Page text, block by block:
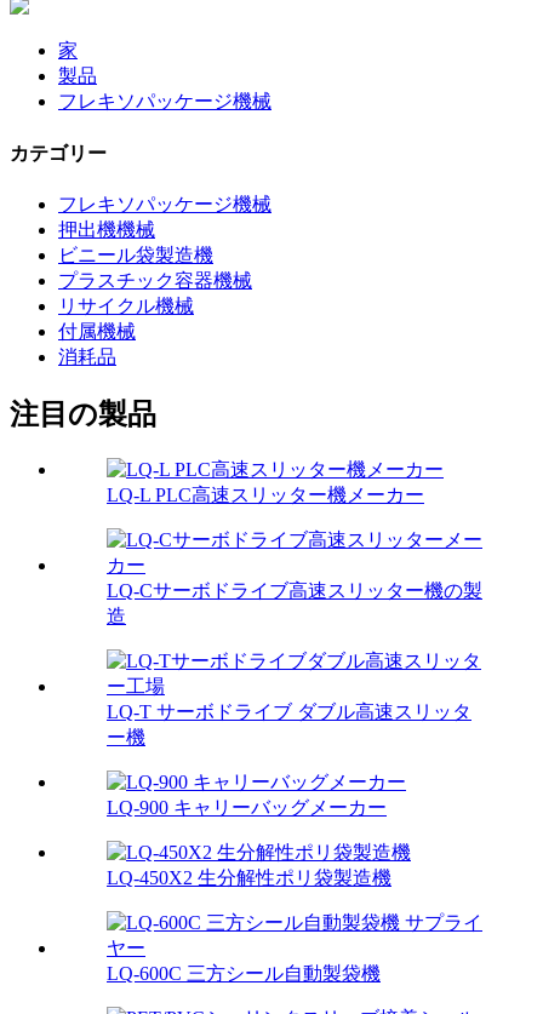
家
製品
フレキソパッケージ機械
カテゴリー
フレキソパッケージ機械
押出機機械
ビニール袋製造機
プラスチック容器機械
リサイクル機械
付属機械
消耗品
注目の製品
LQ-L PLC高速スリッター機メーカー
LQ-Cサーボドライブ高速スリッター機の製
造
LQ-T サーボドライブ ダブル高速スリッタ
ー機
LQ-900 キャリーバッグメーカー
LQ-450X2 生分解性ポリ袋製造機
LQ-600C 三方シール自動製袋機